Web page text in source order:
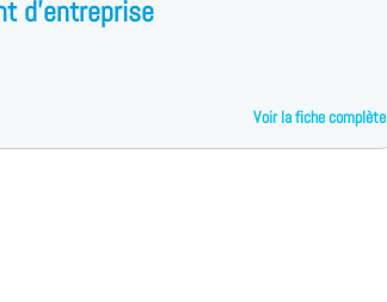
d'entreprise
Voir la fiche complète